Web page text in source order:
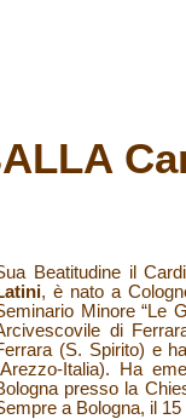
Beatitudine il
, è nato a
Minore “Le
di
(S. Spirito) e
Italia). Ha
presso la
a Bologna, il